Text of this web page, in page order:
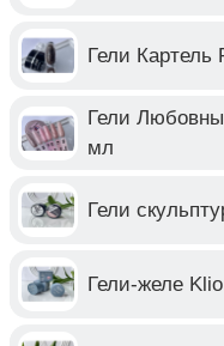
Гели
Гели
мл
Гели
Гели-желе